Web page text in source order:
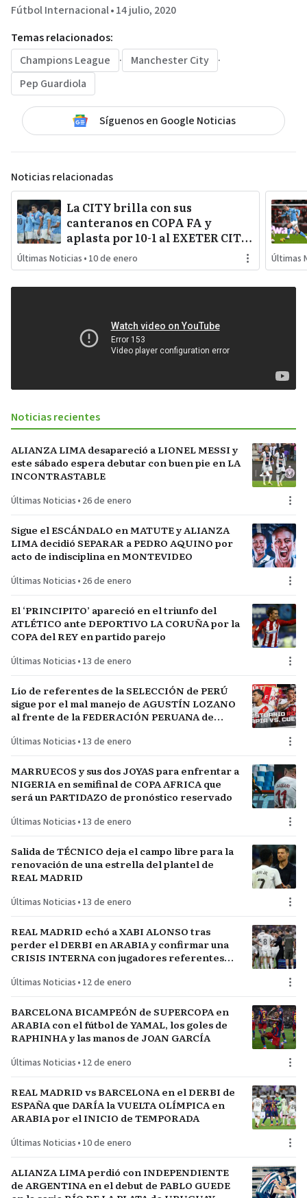
Fútbol Internacional•14 julio, 2020
Temas relacionados:
Champions League
· Manchester City
·
Pep Guardiola
Síguenos en Google Noticias
Noticias relacionadas
La CITY brilla con sus
canteranos en COPA FA y
aplasta por 10-1 al EXETER CITY
con la vuelta al gol de RODRI y
la estrella SEMENYO
Últimas Noticias • 10 de enero Últimas
Noticias recientes
ALIANZA LIMA desapareció a LIONEL MESSI y
este sábado espera debutar con buen pie en LA
INCONTRASTABLE
Últimas Noticias • 26 de enero
Sigue el ESCÁNDALO en MATUTE y ALIANZA
LIMA decidió SEPARAR a PEDRO AQUINO por
acto de indisciplina en MONTEVIDEO
Últimas Noticias • 26 de enero
El ‘PRINCIPITO’ apareció en el triunfo del
ATLÉTICO ante DEPORTIVO LA CORUÑA por la
COPA del REY en partido parejo
Últimas Noticias • 13 de enero
Lío de referentes de la SELECCIÓN de PERÚ
sigue por el mal manejo de AGUSTÍN LOZANO
al frente de la FEDERACIÓN PERUANA de
Últimas Noticias • 13 de enero
MARRUECOS y sus dos JOYAS para enfrentar a
NIGERIA en semifinal de COPA AFRICA que
será un PARTIDAZO de pronóstico reservado
Últimas Noticias • 13 de enero
Salida de TÉCNICO deja el campo libre para la
renovación de una estrella del plantel de
REAL MADRID
Últimas Noticias • 13 de enero
REAL MADRID echó a XABI ALONSO tras
perder el DERBI en ARABIA y confirmar una
CRISIS INTERNA con jugadores referentes
Últimas Noticias • 12 de enero
BARCELONA BICAMPEÓN de SUPERCOPA en
ARABIA con el fútbol de YAMAL, los goles de
RAPHINHA y las manos de JOAN GARCÍA
Últimas Noticias • 12 de enero
REAL MADRID vs BARCELONA en el DERBI de
ESPAÑA que DARÍA la VUELTA OLÍMPICA en
ARABIA por el INICIO de TEMPORADA
Últimas Noticias • 10 de enero
ALIANZA LIMA perdió con INDEPENDIENTE
de ARGENTINA en el debut de PABLO GUEDE